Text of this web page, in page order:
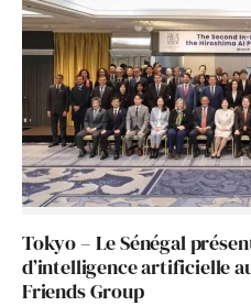
Tokyo – Le Sénégal
d’intelligence artificielle
Friends Group